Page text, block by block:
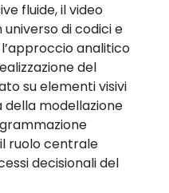
fluide, il video
di codici e
analitico
del
su elementi visivi
modellazione
ruolo centrale
decisionali del